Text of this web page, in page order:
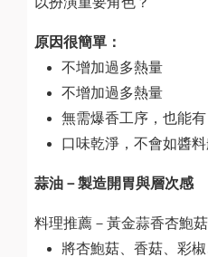
原因很簡單：
不增加過多熱量
不增加過多熱量
無需爆香工序，也能
口味乾淨，不會如醬
蒜油－製造開胃與層次感
料理推薦－黃金蒜香杏鮑菇
將杏鮑菇、香菇、彩